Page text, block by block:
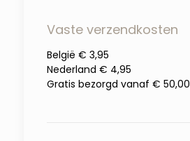
Vaste verzendkosten
België € 3,95
Nederland € 4,95
Gratis bezorgd vanaf € 50,00